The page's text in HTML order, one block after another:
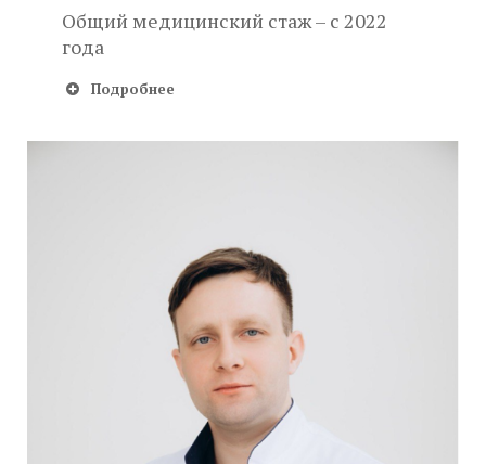
Общий медицинский стаж – с 2022
года
Подробнее